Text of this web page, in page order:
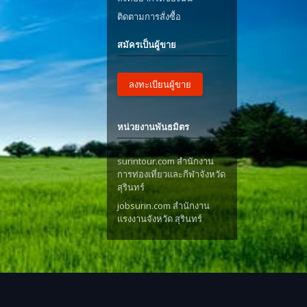
ติดตามการสั่งซื้อ
สมัครเป็นผู้ขาย
ลงทะเบียนผู้ขาย
หน่วยงานพันธมิตร
surintour.com สำนักงาน
การท่องเที่ยวและกีฬาจังหวัด
สุรินทร์
jobsurin.com สำนักงาน
แรงงานจังหวัด สุรินทร์